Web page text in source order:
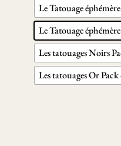
Le Tatouage
Le Tatouage
Les tatouages Noirs
Les tatouages Or Pack